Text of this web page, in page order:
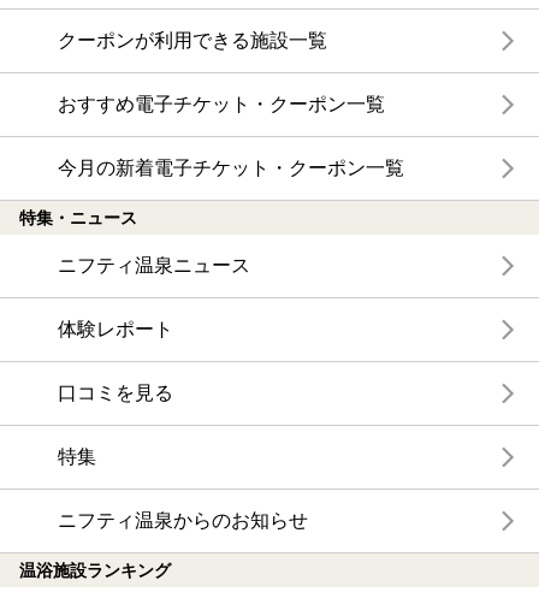
クーポンが利用できる施設一覧
おすすめ電子チケット・クーポン一覧
今月の新着電子チケット・クーポン一覧
特集・ニュース
ニフティ温泉ニュース
体験レポート
口コミを見る
特集
ニフティ温泉からのお知らせ
温浴施設ランキング